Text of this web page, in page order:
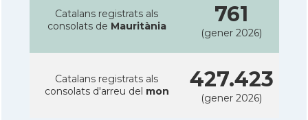
Catalans registrats als
consolats de Mauritània 761
(gener 2026)
Catalans registrats als
consolats d'arreu del mon 427.423
(gener 2026)